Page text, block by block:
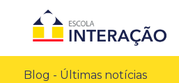
Blog - Últimas notícias